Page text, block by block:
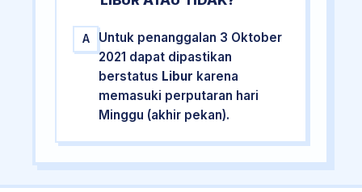
A
Untuk penanggalan 3 Oktober
2021 dapat dipastikan
berstatus Libur karena
memasuki perputaran hari
Minggu (akhir pekan).